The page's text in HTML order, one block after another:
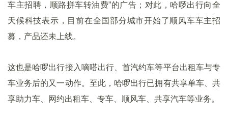
车主招聘，顺路拼车转油费”的广告；对此，哈啰出行向全
天候科技表示，目前在全国部分城市开始了顺风车车主招
募，产品还未上线。
这也是哈啰出行接入嘀嗒出行、首汽约车等平台出租车与专
车业务后的又一动作。至此，哈啰出行已拥有共享单车、共
享助力车、网约出租车、专车、顺风车、共享汽车等业务。